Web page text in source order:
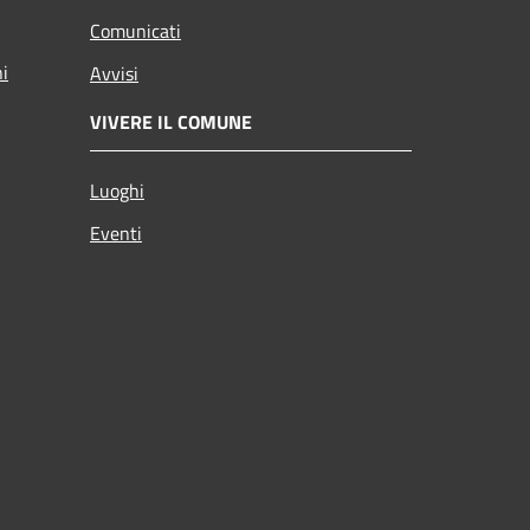
Comunicati
Avvisi
VIVERE IL COMUNE
Luoghi
Eventi